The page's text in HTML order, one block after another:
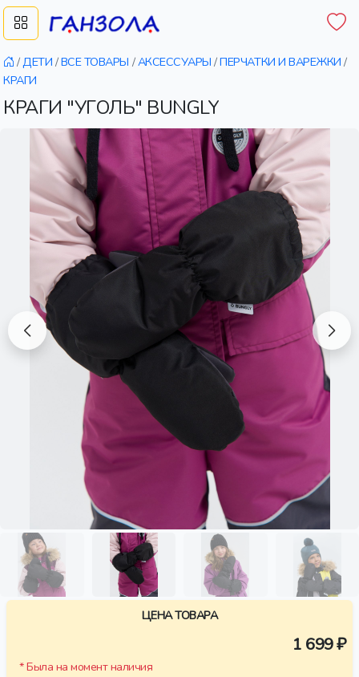
/ДЕТИ /ВСЕ ТОВАРЫ /АКСЕССУАРЫ /ПЕРЧАТКИ И ВАРЕЖКИ /
КРАГИ
КРАГИ "УГОЛЬ" BUNGLY
ЦЕНА ТОВАРА
1 699 ₽
* Была на момент наличия